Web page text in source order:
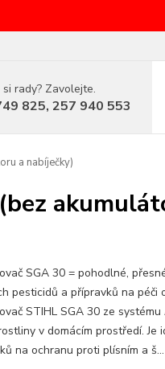
rady? Zavolejte.
825, 257 940 553
a nabíječky)
SGA 30 = pohodlné,
pesticidů a přípravků na péči
STIHL SGA 30 ze
v domácím prostředí.
na ochranu proti plísním a š...